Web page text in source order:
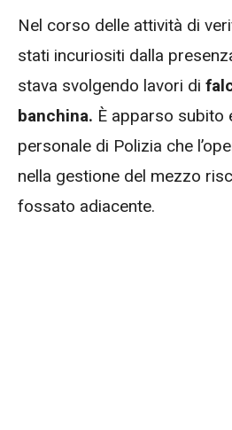
Nel corso delle attività di
stati incuriositi dalla
stava svolgendo lavori di
banchina. È apparso subito
personale di Polizia che
nella gestione del mezzo
fossato adiacente.